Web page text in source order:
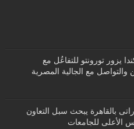
يزور تورونتو للتفاعُل مع
والتواصل مع الجالية المصرية
بالقاهرة يبحث سبل التعاون
الأعلى للجامعات